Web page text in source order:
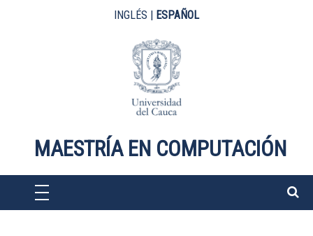
Pasar al contenido principal
INGLÉS | ESPAÑOL
MAESTRÍA EN COMPUTACIÓN